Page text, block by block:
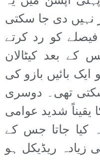
نہیں دی جا سکتی
کو رد کرتے
کے بعد کیٹالان
بائیں بازو کی
تھی۔ دوسری
شدید عوامی
کیا جاتا جس کے
زیادہ ریڈیکل ہو